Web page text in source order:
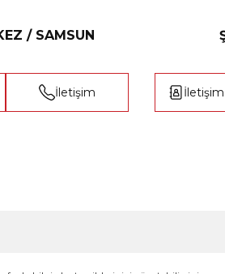
/ SAMSUN
İletişim